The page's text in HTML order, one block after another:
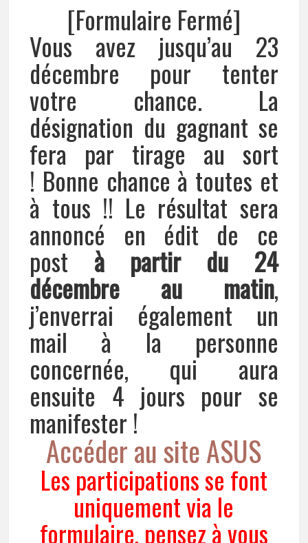
[Formulaire Fermé]
Vous avez jusqu’au 23
décembre pour tenter
votre chance. La
désignation du gagnant se
fera par tirage au sort
! Bonne chance à toutes et
à tous !! Le résultat sera
annoncé en édit de ce
post à partir du 24
décembre au matin,
j’enverrai également un
mail à la personne
concernée, qui aura
ensuite 4 jours pour se
manifester !
Accéder au site ASUS
Les participations se font
uniquement via le
formulaire, pensez à vous